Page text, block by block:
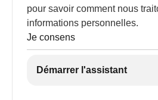
pour savoir comment nous
informations personnelles.
Je consens
Démarrer l'assistant